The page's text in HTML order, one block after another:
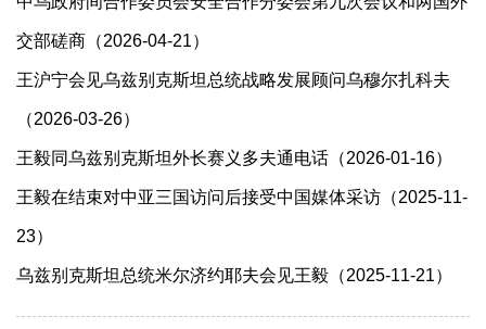
交部磋商（2026-04-21）
王沪宁会见乌兹别克斯坦总统战略发展顾问乌穆尔扎科夫
（2026-03-26）
王毅同乌兹别克斯坦外长赛义多夫通电话（2026-01-16）
王毅在结束对中亚三国访问后接受中国媒体采访（2025-11-
23）
乌兹别克斯坦总统米尔济约耶夫会见王毅（2025-11-21）